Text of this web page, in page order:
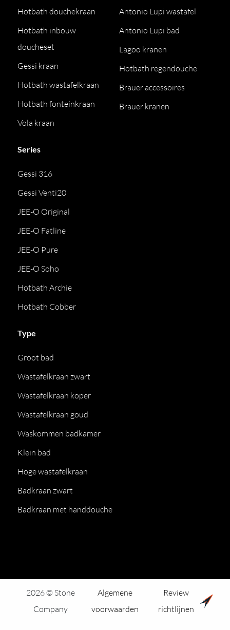
Hotbath douchekraan
Hotbath inbouw
doucheset
Gessi kraan
Hotbath wastafelkraan
Hotbath fonteinkraan
Vola kraan
Antonio Lupi wastafel
Antonio Lupi bad
Lagoo kranen
Hotbath regendouche
Brauer accessoires
Brauer kranen
Series
Gessi 316
Gessi Venti20
JEE-O Original
JEE-O Fatline
JEE-O Pure
JEE-O Soho
Hotbath Archie
Hotbath Cobber
Type
Groot bad
Wastafelkraan zwart
Wastafelkraan koper
Wastafelkraan goud
Waskommen badkamer
Klein bad
Hoge wastafelkraan
Badkraan zwart
Badkraan met handdouche
2026 © Stone
Company
Algemene
voorwaarden
Review
richtlijnen